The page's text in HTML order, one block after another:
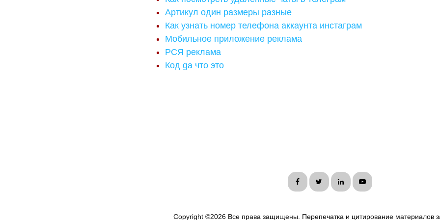
Артикул один размеры разные
Как узнать номер телефона аккаунта инстаграм
Мобильное приложение реклама
РСЯ реклама
Код ga что это
Copyright ©2026 Все права защищены. Перепечатка и цитирование материалов